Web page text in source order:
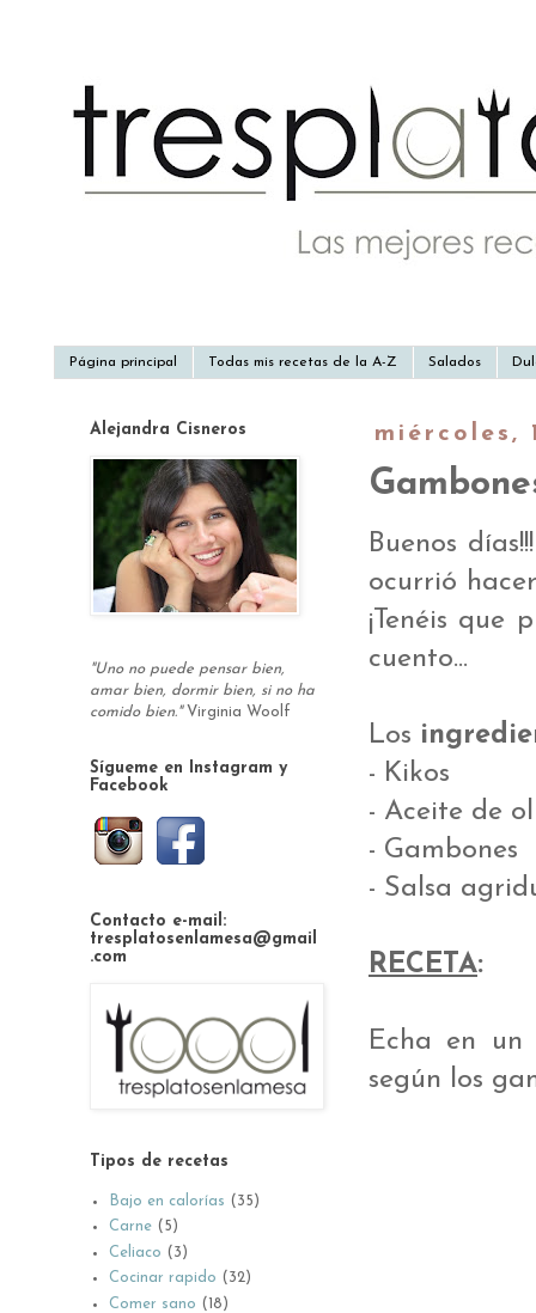
Página principal Todas mis recetas de la A-Z Salados
miércoles,
Buenos
ocurrió
¡Tenéis que
cuento...
Los
- Kikos
- Aceite de
- Gambones
- Salsa
RECETA:
Echa en
según los
Alejandra Cisneros
"Uno no puede pensar bien,
amar bien, dormir bien, si no ha
comido bien." Virginia Woolf
Sígueme en Instagram y
Facebook
Contacto e-mail:
tresplatosenlamesa@gmail
.com
Tipos de recetas
Bajo en calorías (35)
Carne (5)
Celiaco (3)
Cocinar rapido (32)
Comer sano (18)